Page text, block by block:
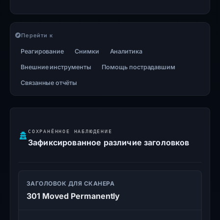
Перейти к
Реагирование Снимки Аналитика
Внешние инструменты Помощь пострадавшим
Связанные отчёты
СОХРАНЁННОЕ НАБЛЮДЕНИЕ
Зафиксированное различие заголовков
ЗАГОЛОВОК ДЛЯ СКАНЕРА
301 Moved Permanently